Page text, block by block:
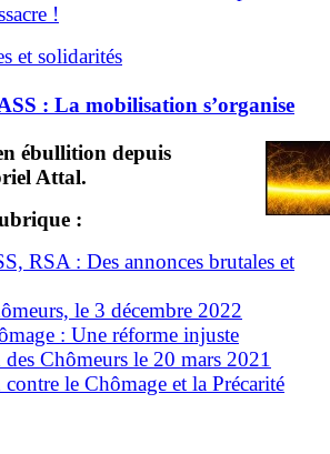
!
et solidarités
: La mobilisation s’organise
ébullition depuis
Attal.
:
RSA : Des annonces brutales et
le 3 décembre 2022
: Une réforme injuste
Chômeurs le 20 mars 2021
le Chômage et la Précarité